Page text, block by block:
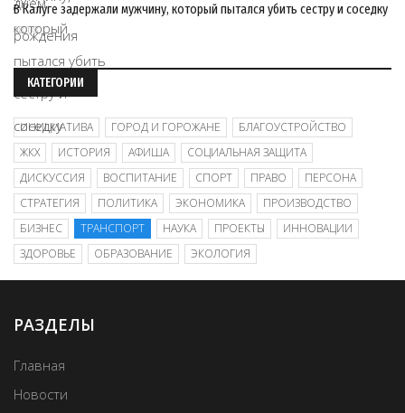
В Калуге задержали мужчину, который пытался убить сестру и соседку
08/08
КАТЕГОРИИ
ИНИЦИАТИВА ГОРОД И ГОРОЖАНЕ
БЛАГОУСТРОЙСТВО
ЖКХ
ИСТОРИЯ АФИША
СОЦИАЛЬНАЯ ЗАЩИТА
ДИСКУССИЯ
ВОСПИТАНИЕ СПОРТ ПРАВО
ПЕРСОНА
СТРАТЕГИЯ
ПОЛИТИКА ЭКОНОМИКА
ПРОИЗВОДСТВО
БИЗНЕС
ТРАНСПОРТ НАУКА ПРОЕКТЫ
ИННОВАЦИИ
ЗДОРОВЬЕ
ОБРАЗОВАНИЕ ЭКОЛОГИЯ
РАЗДЕЛЫ
Главная
Новости